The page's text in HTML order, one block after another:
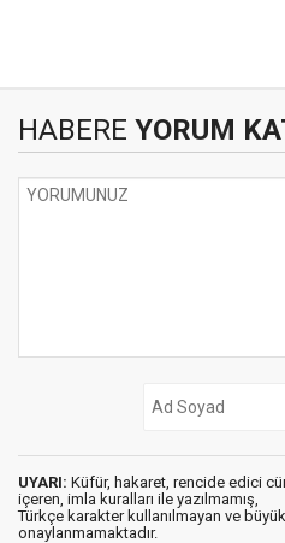
HABERE YORUM
UYARI: Küfür, hakaret, rencide edici
içeren, imla kuralları ile yazılmamış,
Türkçe karakter kullanılmayan ve
onaylanmamaktadır.